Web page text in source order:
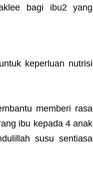
bagi ibu2 yang
keperluan nutrisi
memberi rasa
ibu kepada 4 anak
susu sentiasa